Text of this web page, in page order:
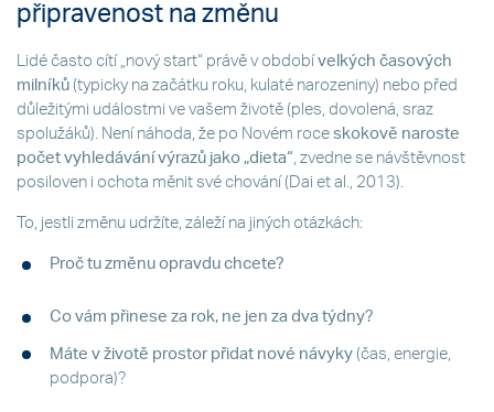
připravenost na změnu
Lidé často cítí „nový start“ právě v období velkých časových
milníků (typicky na začátku roku, kulaté narozeniny) nebo před
důležitými událostmi ve vašem životě (ples, dovolená, sraz
spolužáků). Není náhoda, že po Novém roce skokově naroste
počet vyhledávání výrazů jako „dieta“, zvedne se návštěvnost
posiloven i ochota měnit své chování (Dai et al., 2013).
To, jestli změnu udržíte, záleží na jiných otázkách:
Proč tu změnu opravdu chcete?
Co vám přinese za rok, ne jen za dva týdny?
Máte v životě prostor přidat nové návyky (čas, energie,
podpora)?